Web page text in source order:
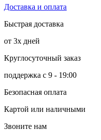
Доставка и оплата
Быстрая доставка
от 3х дней
Круглосуточный заказ
поддержка с 9 - 19:00
Безопасная оплата
Картой или наличными
Звоните нам